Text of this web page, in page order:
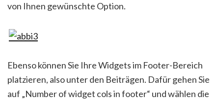
von Ihnen gewünschte Option.
Ebenso können Sie Ihre Widgets im Footer-Bereich
platzieren, also unter den Beiträgen. Dafür gehen Sie
auf „Number of widget cols in footer“ und wählen die